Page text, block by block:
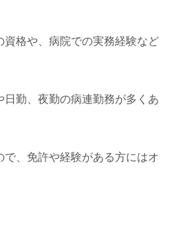
資格や、病院での実務経験など
勤、夜勤の病連勤務が多くあ
、免許や経験がある方にはオ